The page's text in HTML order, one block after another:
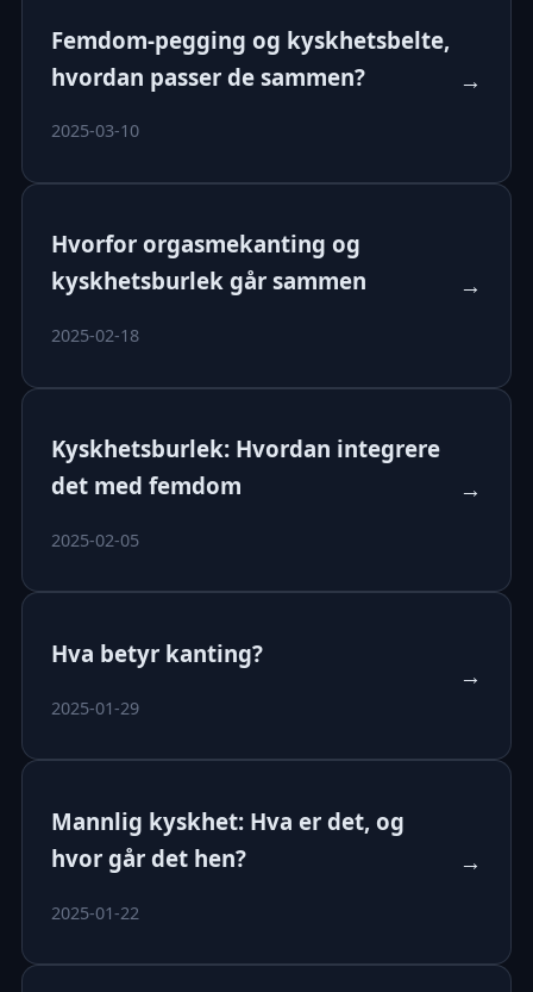
Femdom-pegging og kyskhetsbelte,
hvordan passer de sammen?
2025-03-10
→
Hvorfor orgasmekanting og
kyskhetsburlek går sammen
2025-02-18
→
Kyskhetsburlek: Hvordan integrere
det med femdom
2025-02-05
→
Hva betyr kanting?
2025-01-29
→
Mannlig kyskhet: Hva er det, og
hvor går det hen?
2025-01-22
→